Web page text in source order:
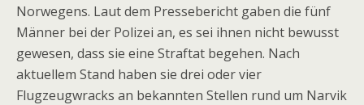
Norwegens. Laut dem Pressebericht gaben die fünf
Männer bei der Polizei an, es sei ihnen nicht bewusst
gewesen, dass sie eine Straftat begehen. Nach
aktuellem Stand haben sie drei oder vier
Flugzeugwracks an bekannten Stellen rund um Narvik